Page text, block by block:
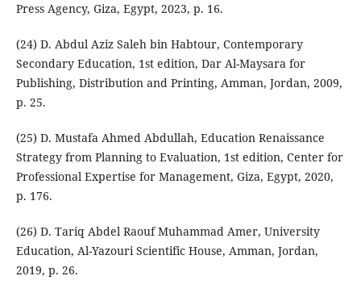
Press Agency, Giza, Egypt, 2023, p. 16.
(24) D. Abdul Aziz Saleh bin Habtour, Contemporary
Secondary Education, 1st edition, Dar Al-Maysara for
Publishing, Distribution and Printing, Amman, Jordan, 2009,
p. 25.
(25) D. Mustafa Ahmed Abdullah, Education Renaissance
Strategy from Planning to Evaluation, 1st edition, Center for
Professional Expertise for Management, Giza, Egypt, 2020,
p. 176.
(26) D. Tariq Abdel Raouf Muhammad Amer, University
Education, Al-Yazouri Scientific House, Amman, Jordan,
2019, p. 26.